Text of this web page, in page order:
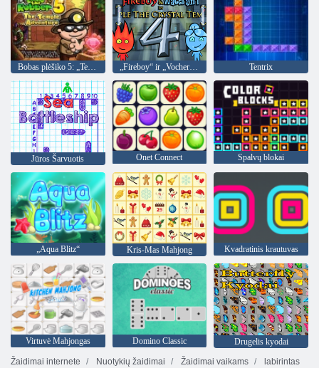
Bobas plėšiko 5: „Temple Adventure“ „Fireboy“ ir „Vochergirl 4“: „Crystal Temple“ Tentrix
Jūros Šarvuotis Onet Connect Spalvų blokai
„Aqua Blitz“ Kris-Mas Mahjong Kvadratinis krautuvas
Virtuvė Mahjongas Domino Classic
Drugelis kyodai
Žaidimai internete
Nuotykių žaidimai Žaidimai vaikams
labirintas